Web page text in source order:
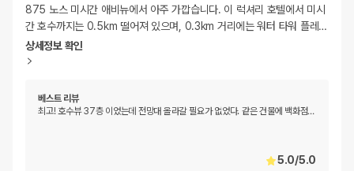
875 노스 미시간 애비뉴에서 아주 가깝습니다. 이 럭셔리 호텔에서 미시
간 호수까지는 0.5km 떨어져 있으며, 0.3km 거리에는 워터 타워 플레…
상세정보 확인
베스트 리뷰
최고! 호수뷰 37층 이었는데 전망대 올라갈 필요가 없었다. 같은 건물에 백화점…
5.0/5.0